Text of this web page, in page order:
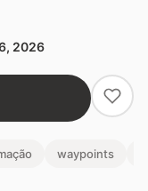
2026
waypoints